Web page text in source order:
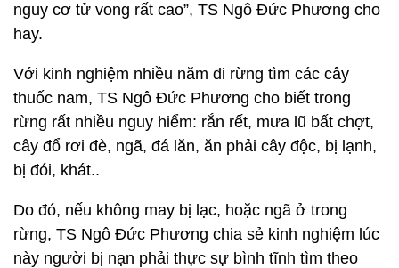
nguy cơ tử vong rất cao”, TS Ngô Đức Phương cho
hay.
Với kinh nghiệm nhiều năm đi rừng tìm các cây
thuốc nam, TS Ngô Đức Phương cho biết trong
rừng rất nhiều nguy hiểm: rắn rết, mưa lũ bất chợt,
cây đổ rơi đè, ngã, đá lăn, ăn phải cây độc, bị lạnh,
bị đói, khát..
Do đó, nếu không may bị lạc, hoặc ngã ở trong
rừng, TS Ngô Đức Phương chia sẻ kinh nghiệm lúc
này người bị nạn phải thực sự bình tĩnh tìm theo